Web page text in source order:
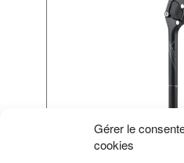
Gérer le
cookiesTIGE DE